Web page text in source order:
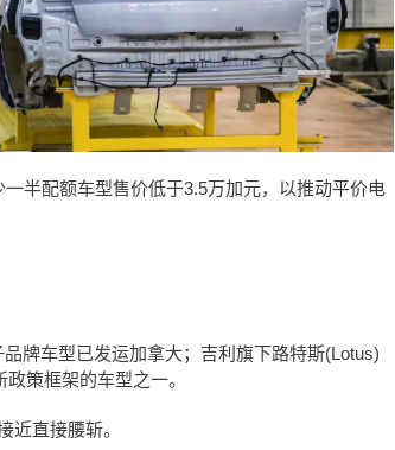
半配额车型售价低于3.5万加元，以推动平价电
牌车型已发运加拿大；吉利旗下路特斯(Lotus)
策框架的车型之一。
近直接腰斩。